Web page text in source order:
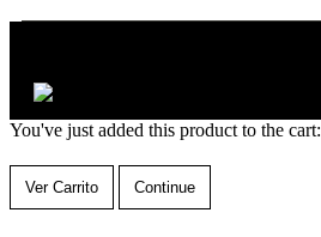
You've just added this product to the cart:
Ver Carrito Continue